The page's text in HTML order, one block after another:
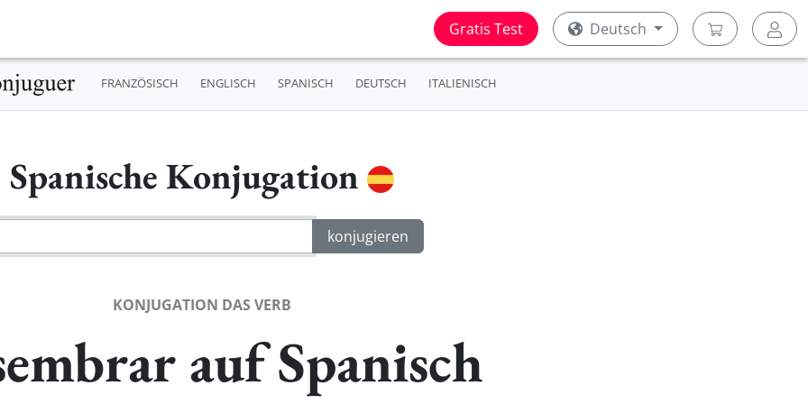
Gratis Test Deutsch
FRANZÖSISCH ENGLISCH SPANISCH DEUTSCH ITALIENISCH
Spanische Konjugation
KONJUGATION DAS VERB
auf Spanisch